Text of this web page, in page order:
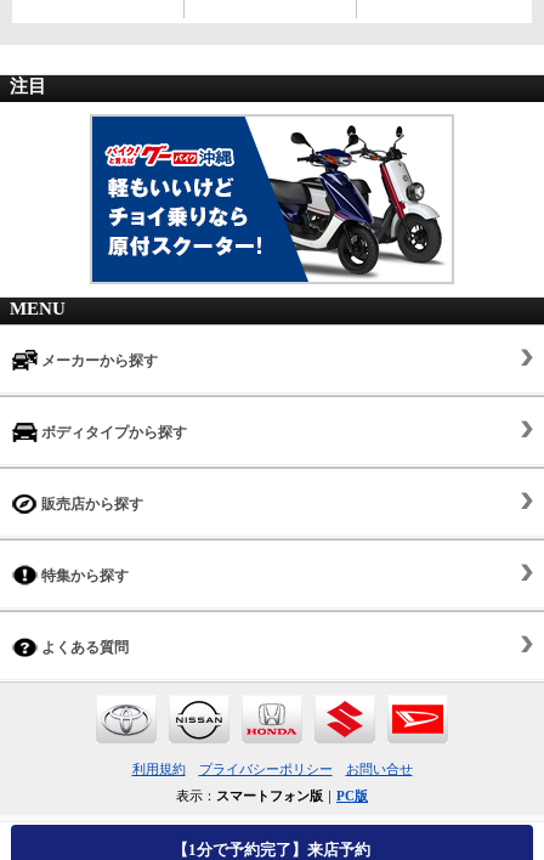
【1分で予約完了】来店予約
注目
MENU
メーカーから探す
ボディタイプから探す
販売店から探す
特集から探す
よくある質問
利用規約 プライバシーポリシー
お問い合せ
表示： スマートフォン版 PC版